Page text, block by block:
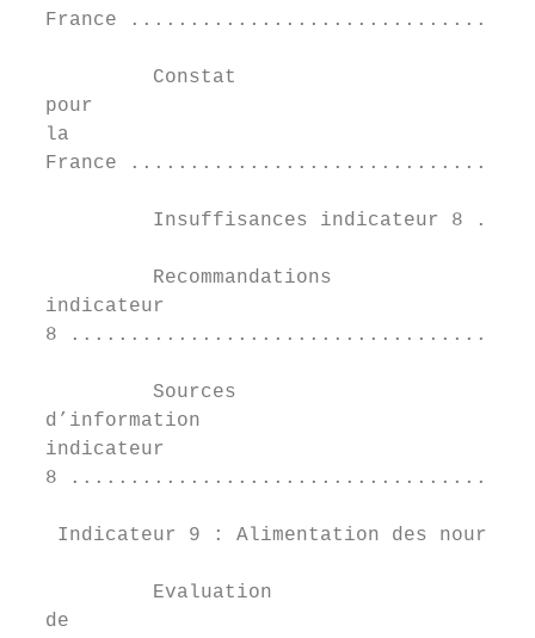
France
           Constat
pour
la
France
Insuffisances indicateur 8
           Recommandations
indicateur
8
           Sources
d’information
indicateur
8
Indicateur 9 : Alimentation des
           Evaluation
de